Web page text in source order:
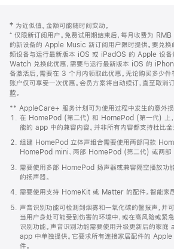
页
页
脚
注
‡ 为近似值。金额可能随时间变动。
⁺ 仅限新订阅用户。免费试用期结束后，每月收费为
的新设备的 Apple Music 新订阅用户限时提供。要兑换
频设备与运行最新版本 iOS 或 iPadOS 的 Apple 设备
Watch 兑换此优惠，需要与运行最新版本 iOS 的
备激活后，需要在 3 个月内领取此优惠。无论购买多少
账户仅可享受一次优惠。会员方案将自动续订，直至取消
款。
窗
口
中
打
开)
** AppleCare+ 服务计划可为使用过程中发生的意外损
在 HomePod (第二代) 和 HomePod (第一代) 上，
能的 app 中的兼容内容。并非所有内容都支持杜比全
组建 HomePod 立体声组合需要使用两部同款
HomePod mini、两部 HomePod (第二代) 或两部
需要使用多部 HomePod 扬声器或兼容隔空播放功
的扬声器。
需要使用支持 HomeKit 或 Matter 的配件。智能家居
声音识别功能可检测到烟雾和一氧化碳的警报声，并
当用户身处可能受到伤害的环境中，或在高风险或紧
识别功能。声音识别功能需要使用升级更新后的家庭
app 中单独提供。它要求所有连接家居配件的 Apple
件。